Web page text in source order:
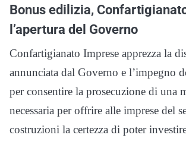
Bonus edilizia,
l’apertura del Governo
Confartigianato Imprese apprezza la
annunciata dal Governo e l’impegno
per consentire la prosecuzione di una
necessaria per offrire alle imprese del
costruzioni la certezza di poter